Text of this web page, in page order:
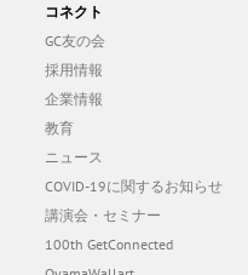
コネクト
GC友の会
採用情報
企業情報
教育
ニュース
COVID-19に関するお知らせ
講演会・セミナー
100th GetConnected